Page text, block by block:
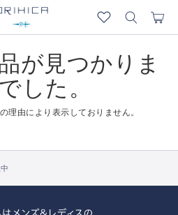
が見つかりま
した。
理由により表示しておりません。